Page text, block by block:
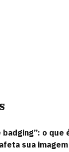
badging”: o que
sua